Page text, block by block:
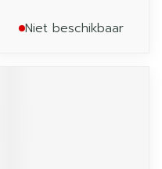
Niet beschikbaar